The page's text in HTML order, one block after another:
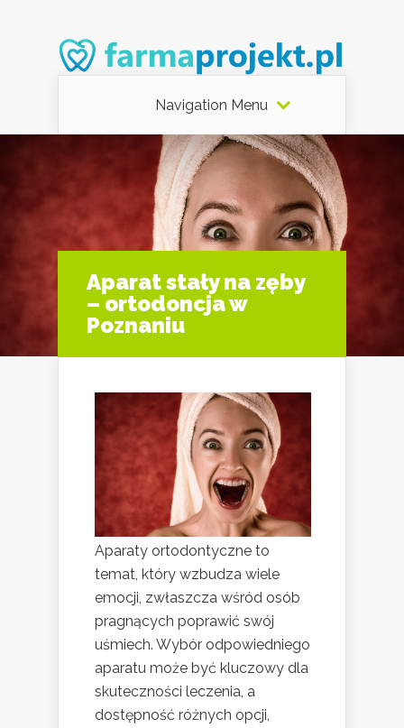
Navigation Menu
Aparat stały na zęby
– ortodoncja w
Poznaniu
Aparaty ortodontyczne to
temat, który wzbudza wiele
emocji, zwłaszcza wśród osób
pragnących poprawić swój
uśmiech. Wybór odpowiedniego
aparatu może być kluczowy dla
skuteczności leczenia, a
dostępność różnych opcji,